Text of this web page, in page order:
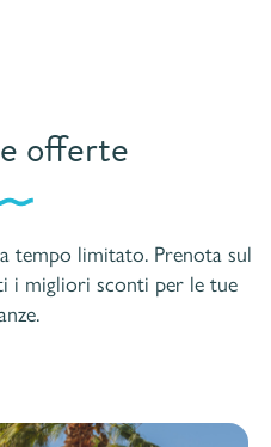
offerte
tempo limitato. Prenota sul
i migliori sconti per le tue